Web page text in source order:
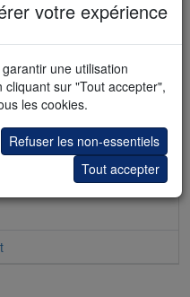
votre expérience
une utilisation
sur "Tout accepter",
les cookies.
Refuser les non-essentiels
Tout accepter